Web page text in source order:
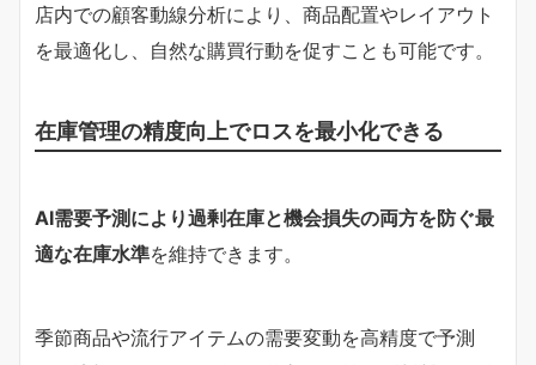
店内での顧客動線分析により、商品配置やレイアウト
を最適化し、自然な購買行動を促すことも可能です。
在庫管理の精度向上でロスを最小化できる
AI需要予測により過剰在庫と機会損失の両方を防ぐ最
適な在庫水準を維持できます。
季節商品や流行アイテムの需要変動を高精度で予測